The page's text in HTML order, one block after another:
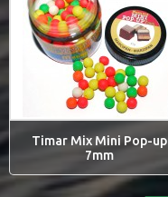
Timar Mix Mini Pop-up
7mm